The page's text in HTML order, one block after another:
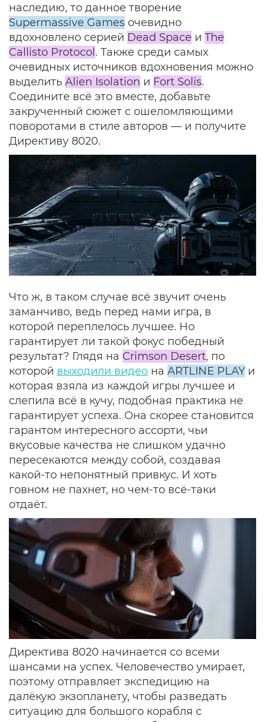
наследию, то данное творение
Supermassive Games очевидно
вдохновлено серией Dead Space и The
Callisto Protocol. Также среди самых
очевидных источников вдохновения можно
выделить Alien Isolation и Fort Solis.
Соедините всё это вместе, добавьте
закрученный сюжет с ошеломляющими
поворотами в стиле авторов — и получите
Директиву 8020.
Что ж, в таком случае всё звучит очень
заманчиво, ведь перед нами игра, в
которой переплелось лучшее. Но
гарантирует ли такой фокус победный
результат? Глядя на Crimson Desert, по
которой выходили видео на ARTLINE PLAYи
которая взяла из каждой игры лучшее и
слепила всё в кучу, подобная практика не
гарантирует успеха. Она скорее становится
гарантом интересного ассорти, чьи
вкусовые качества не слишком удачно
пересекаются между собой, создавая
какой-то непонятный привкус. И хоть
говном не пахнет, но чем-то всё-таки
отдаёт.
Директива 8020 начинается со всеми
шансами на успех. Человечество умирает,
поэтому отправляет экспедицию на
далёкую экзопланету, чтобы разведать
ситуацию для большого корабля с